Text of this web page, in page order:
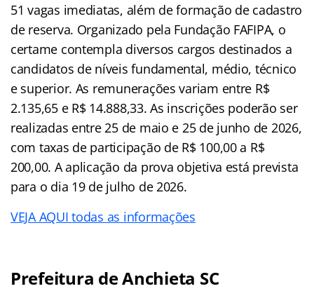
51 vagas imediatas, além de formação de cadastro
de reserva. Organizado pela Fundação FAFIPA, o
certame contempla diversos cargos destinados a
candidatos de níveis fundamental, médio, técnico
e superior. As remunerações variam entre R$
2.135,65 e R$ 14.888,33. As inscrições poderão ser
realizadas entre 25 de maio e 25 de junho de 2026,
com taxas de participação de R$ 100,00 a R$
200,00. A aplicação da prova objetiva está prevista
para o dia 19 de julho de 2026.
VEJA AQUI todas as informações
Prefeitura de Anchieta SC